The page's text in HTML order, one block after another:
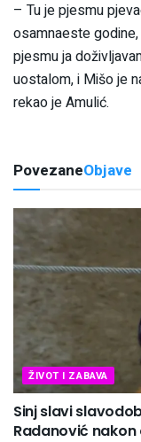
– Tu je pjesmu
osamnaeste
pjesmu ja
uostalom, i Mišo je
rekao je Amulić.
PovezaneObjave
ŽIVOT I ZABAVA
Sinj slavi
Radanović